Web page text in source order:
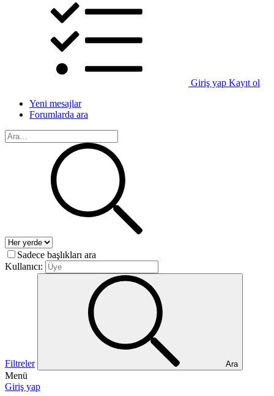
Giriş yap Kayıt ol
Yeni mesajlar
Forumlarda ara
Sadece başlıkları ara
Kullanıcı:
Filtreler Ara
Menü
Giriş yap